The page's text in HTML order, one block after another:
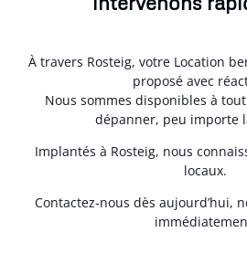
À travers Rosteig, votre Location
proposé avec
Nous sommes disponibles à
dépanner, peu importe
Implantés à Rosteig, nous
locaux.
Contactez-nous dès aujourd’hui,